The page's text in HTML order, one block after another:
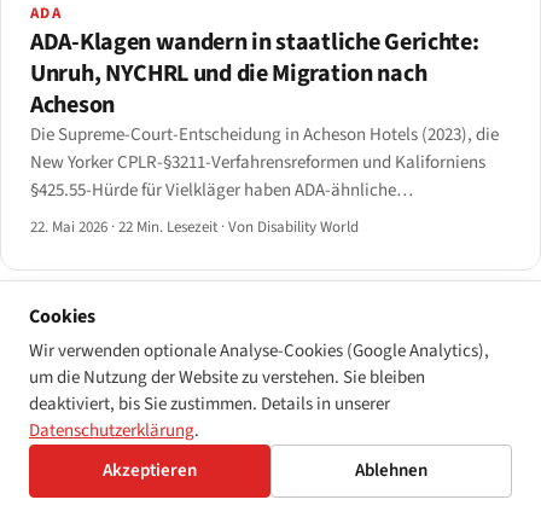
ADA
ADA-Klagen wandern in staatliche Gerichte:
Unruh, NYCHRL und die Migration nach
Acheson
Die Supreme-Court-Entscheidung in Acheson Hotels (2023), die
New Yorker CPLR-§3211-Verfahrensreformen und Kaliforniens
§425.55-Hürde für Vielkläger haben ADA-ähnliche
Barrierefreiheitsklagen messbar von den Bundesgerichten in die
22. Mai 2026 ·22 Min. Lesezeit ·Von Disability World
Cookies
Wir verwenden optionale Analyse-Cookies (Google Analytics),
um die Nutzung der Website zu verstehen. Sie bleiben
deaktiviert, bis Sie zustimmen. Details in unserer
Datenschutzerklärung.
Akzeptieren
Ablehnen